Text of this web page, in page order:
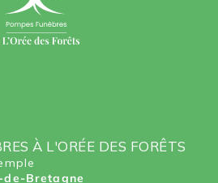
À L'ORÉE DES FORÊTS
de-Bretagne